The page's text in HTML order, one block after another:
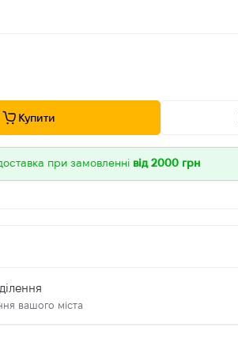
Купити
при замовленні від 2000 грн
вашого міста